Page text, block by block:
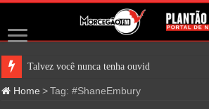
Talvez você nunca tenha ouvido fal
Home > Tag:#ShaneEmbury